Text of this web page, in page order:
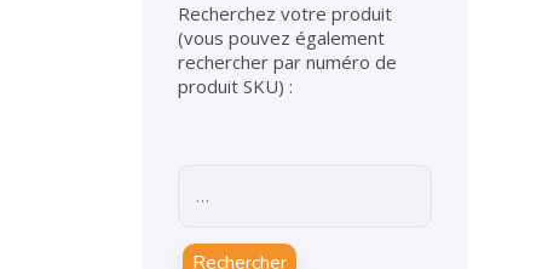
Recherchez votre produit
(vous pouvez également
rechercher par numéro de
produit SKU) :
Rechercher